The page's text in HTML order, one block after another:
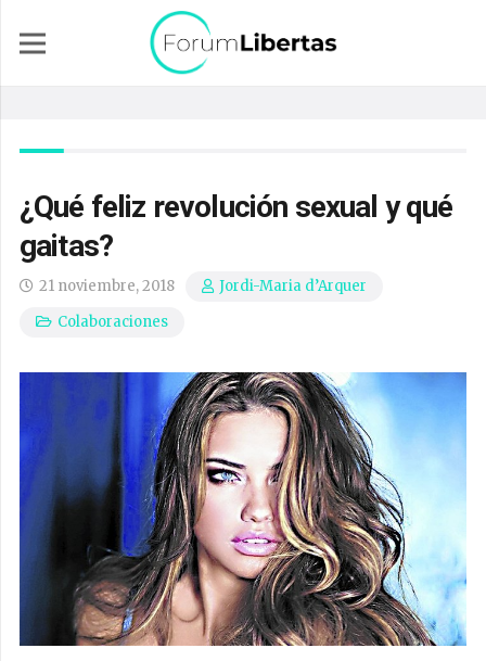
¿Qué feliz revolución sexual y qué
gaitas?
21 noviembre, 2018
Jordi-Maria d’Arquer
Colaboraciones